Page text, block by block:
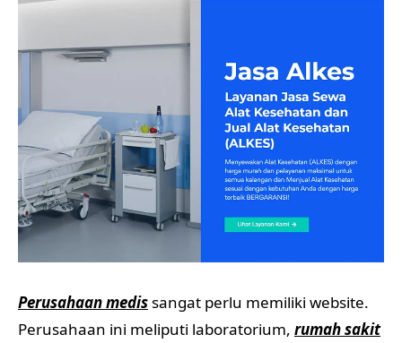
Perusahaan medissangat perlu memiliki website.
Perusahaan ini meliputi laboratorium, rumah sakit